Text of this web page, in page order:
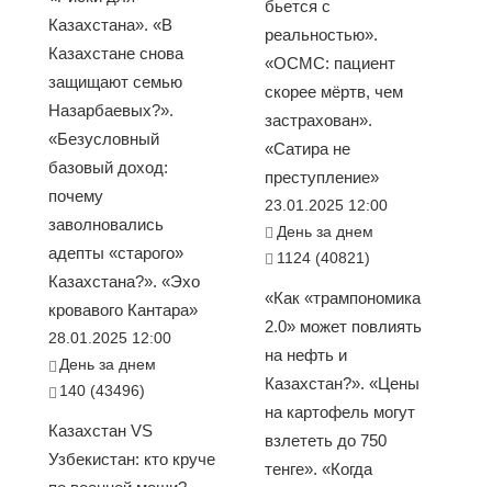
Казахстана». «В
Казахстане снова
защищают семью
Назарбаевых?».
«Безусловный
базовый доход:
почему
заволновались
адепты «старого»
Казахстана?». «Эхо
кровавого Кантара»
28.01.2025 12:00
День за днем
140 (43496)
Казахстан VS
Узбекистан: кто круче
бьется с
реальностью».
«ОСМС: пациент
скорее мёртв, чем
застрахован».
«Сатира не
преступление»
23.01.2025 12:00
День за днем
1124 (40821)
«Как «трампономика
2.0» может повлиять
на нефть и
Казахстан?». «Цены
на картофель могут
взлететь до 750
тенге». «Когда